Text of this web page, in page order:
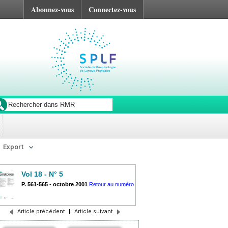
Abonnez-vous Connectez-vous
Export
Vol 18 - N° 5
P. 561-565 - octobre 2001 Retour au numéro
Article précédent | Article suivant